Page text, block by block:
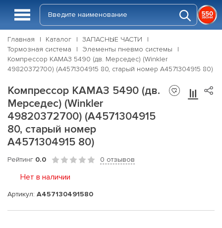
Главная Каталог
ЗАПАСНЫЕ ЧАСТИ
Тормозная система
Элементы пневмо системы
Компрессор КАМАЗ 5490 (дв. Мерседес) (Winkler
49820372700) (A4571304915 80, старый номер A4571304915 80)
Компрессор КАМАЗ 5490 (дв.
Мерседес) (Winkler
49820372700) (A4571304915
80, старый номер
A4571304915 80)
Рейтинг 0.0 0 отзывов
Нет в наличии
Артикул: А457130491580